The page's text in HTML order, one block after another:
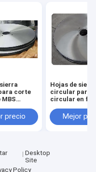
corte
de
precio
Hojas de
circular para
circular en
cortar tubos
acero,
Mejor
Desktop
Site
Policy